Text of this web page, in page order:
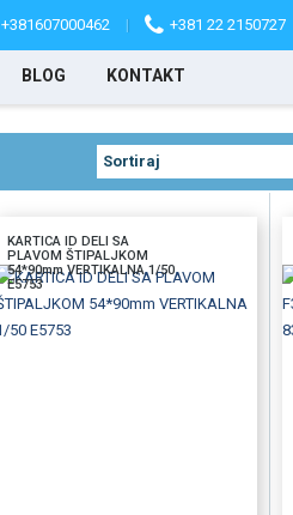
+381607000462 | +381 22 2150727
BLOG KONTAKT
KARTICA ID DELI SA
PLAVOM ŠTIPALJKOM
54*90mm VERTIKALNA 1/50
E5753